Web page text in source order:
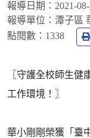
報導日期： 2021-
報導單位： 潭子區
點閱數： 1338
〖守護全校師生
工作環境！〗
華小剛剛榮獲「臺